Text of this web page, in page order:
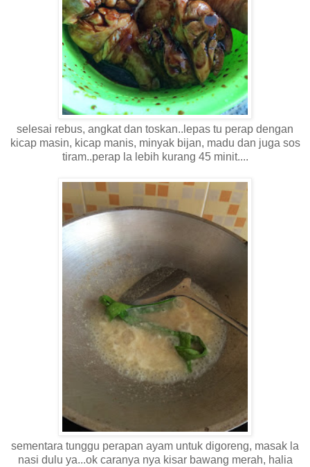
selesai rebus, angkat dan toskan..lepas tu perap dengan
kicap masin, kicap manis, minyak bijan, madu dan juga sos
tiram..perap la lebih kurang 45 minit....
sementara tunggu perapan ayam untuk digoreng, masak la
nasi dulu ya...ok caranya nya kisar bawang merah, halia